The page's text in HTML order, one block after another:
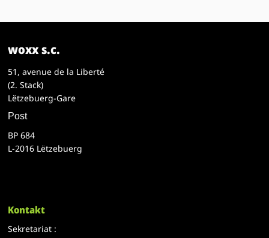
woxx s.c.
51, avenue de la Liberté
(2. Stack)
Lëtzebuerg-Gare
Post
BP 684
L-2016 Lëtzebuerg
Kontakt
Sekretariat :